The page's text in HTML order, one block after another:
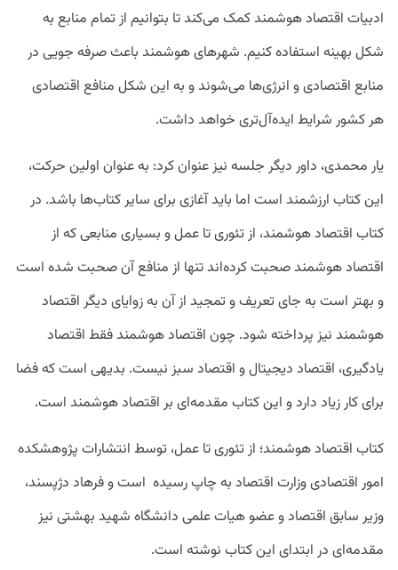
ادبیات اقتصاد هوشمند کمک می‌کند تا بتوانیم از تمام منابع به
شکل بهینه استفاده کنیم. شهرهای هوشمند باعث صرفه جویی در
منابع اقتصادی و انرژی‌ها می‌شوند و به این شکل منافع اقتصادی
هر کشور شرایط ایده‌آل‌تری خواهد داشت.
یار محمدی، داور دیگر جلسه نیز عنوان کرد: به عنوان اولین حرکت،
این کتاب ارزشمند است اما باید آغازی برای سایر کتاب‌ها باشد. در
کتاب اقتصاد هوشمند، از تئوری تا عمل و بسیاری منابعی که از
اقتصاد هوشمند صحبت کرده‌اند تنها از منافع آن صحبت شده است
و بهتر است به جای تعریف و تمجید از آن به زوایای دیگر اقتصاد
هوشمند نیز پرداخته شود. چون اقتصاد هوشمند فقط اقتصاد
یادگیری، اقتصاد دیجیتال و اقتصاد سبز نیست. بدیهی است که فضا
برای کار زیاد دارد و این کتاب مقدمه‌ای بر اقتصاد هوشمند است.
کتاب اقتصاد هوشمند؛ از تئوری تا عمل، توسط انتشارات پژوهشکده
امور اقتصادی وزارت اقتصاد به چاپ رسیده است و فرهاد دژپسند،
وزیر سابق اقتصاد و عضو هیات علمی دانشگاه شهید بهشتی نیز
مقدمه‌ای در ابتدای این کتاب نوشته است.